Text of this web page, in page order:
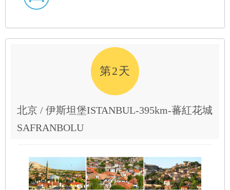
第2天
北京 / 伊斯坦堡ISTANBUL-395km-蕃紅花城
SAFRANBOLU